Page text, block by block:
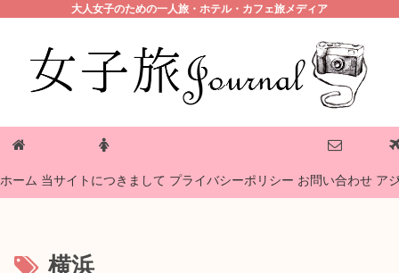
大人女子のための一人旅・ホテル・カフェ旅メディア
ホーム 当サイトにつきまして プライバシーポリシー お問い合わせ ア
横浜